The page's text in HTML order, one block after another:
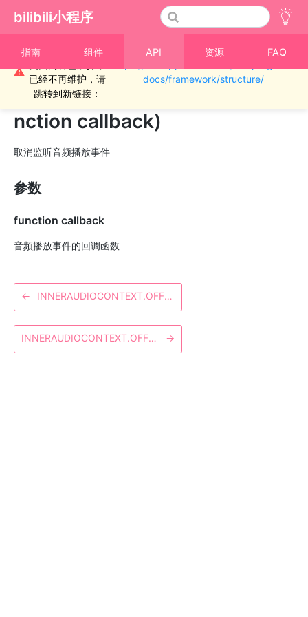
bilibili小程序
指南 组件 API 资源 FAQ
⚠
重要通知！！！本
已经不再维护，请
跳转到新链接：
docs/framework/structure/
› 音频
InnerAudioContext.offPlay(fu
nction callback)
取消监听音频播放事件
参数
function callback
音频播放事件的回调函数
← INNERAUDIOCONTEXT.OFFPAUSE
INNERAUDIOCONTEXT.OFFSEEKED →